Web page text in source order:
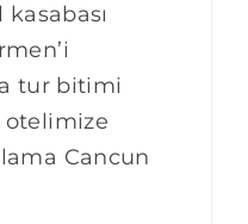
tur bitimi
Cancun